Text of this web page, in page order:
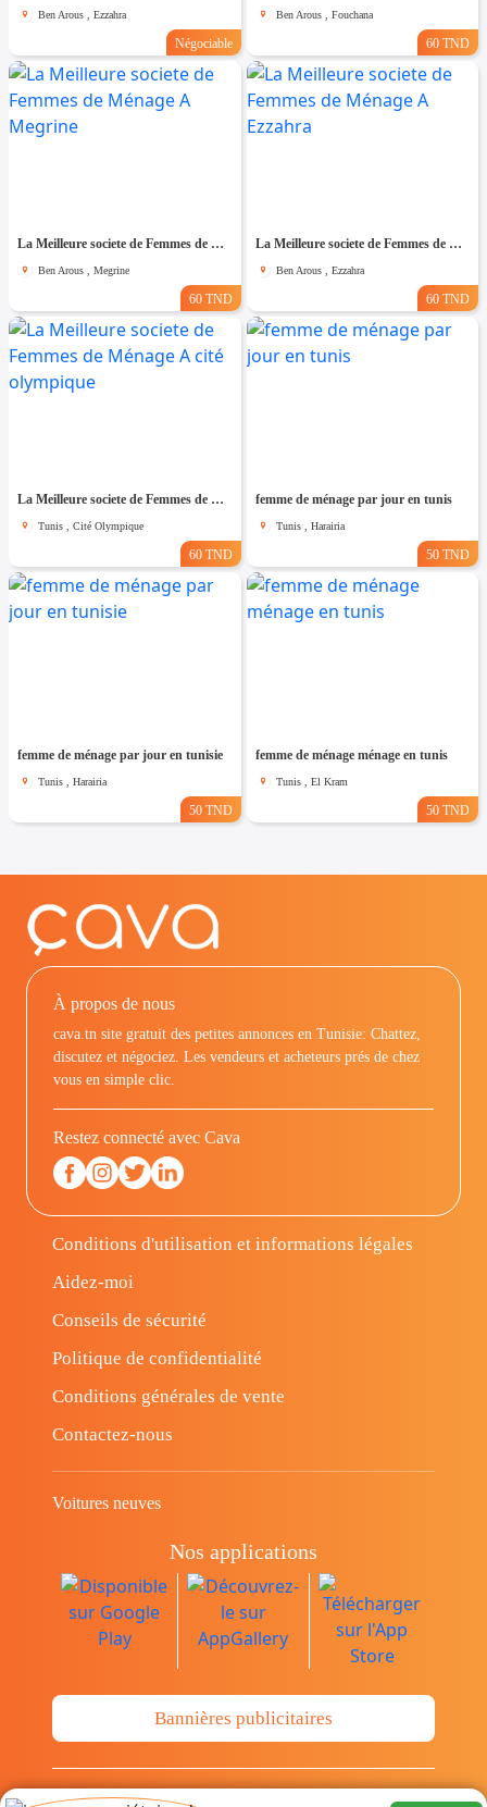
Ben Arous , Ezzahra
Négociable
Ben Arous , Fouchana
60 TND
La Meilleure societe de Femmes de Ménage A Megrine
Ben Arous , Megrine
60 TND
La Meilleure societe de Femmes de Ménage A Ezzahra
Ben Arous , Ezzahra
60 TND
La Meilleure societe de Femmes de Ménage A cité olympique
Tunis , Cité Olympique
60 TND
femme de ménage par jour en tunis
Tunis , Harairia
50 TND
femme de ménage par jour en tunisie
Tunis , Harairia
50 TND
femme de ménage ménage en tunis
Tunis , El Kram
50 TND
À propos de nous
cava.tn site gratuit des petites annonces en Tunisie: Chattez,
discutez et négociez. Les vendeurs et acheteurs prés de chez
vous en simple clic.
Restez connecté avec Cava
Conditions d'utilisation et informations légales
Aidez-moi
Conseils de sécurité
Politique de confidentialité
Conditions générales de vente
Contactez-nous
Voitures neuves
Nos applications
Bannières publicitaires
© Copyright 2014-2026 Cava.tn Limited Tous